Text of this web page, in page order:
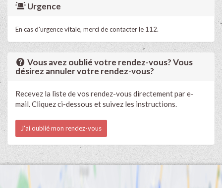
Urgence
En cas d'urgence vitale, merci de contacter le 112.
Vous avez oublié votre rendez-vous? Vous
désirez annuler votre rendez-vous?
Recevez la liste de vos rendez-vous directement par e-
mail. Cliquez ci-dessous et suivez les instructions.
J'ai oublié mon rendez-vous